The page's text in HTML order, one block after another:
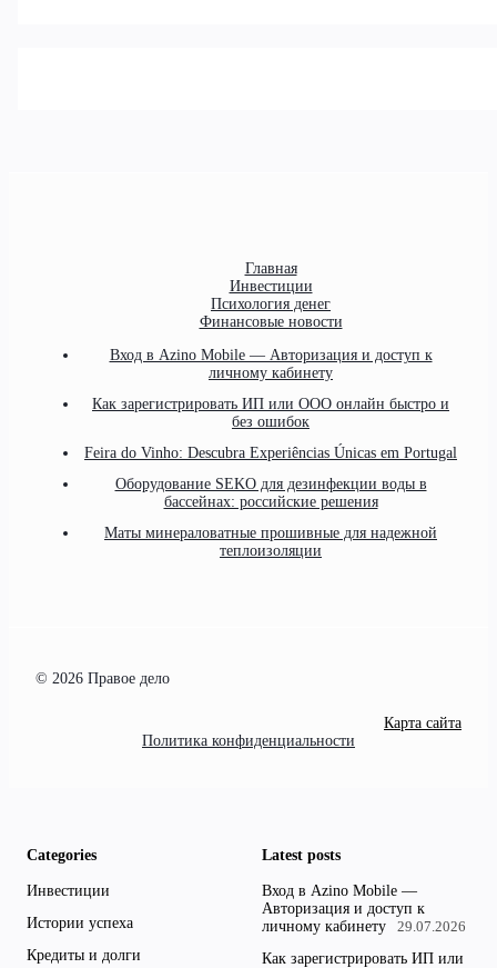
Главная
Инвестиции
Психология денег
Финансовые новости
Вход в Azino Mobile — Авторизация и доступ к
личному кабинету
Как зарегистрировать ИП или ООО онлайн быстро и
без ошибок
Feira do Vinho: Descubra Experiências Únicas em Portugal
Оборудование SEKO для дезинфекции воды в
бассейнах: российские решения
Маты минераловатные прошивные для надежной
теплоизоляции
© 2026 Правое дело
Карта сайта
Политика конфиденциальности
Categories
Инвестиции
Истории успеха
Кредиты и долги
Latest posts
Вход в Azino Mobile —
Авторизация и доступ к
личному кабинету
29.07.2026
Как зарегистрировать ИП или